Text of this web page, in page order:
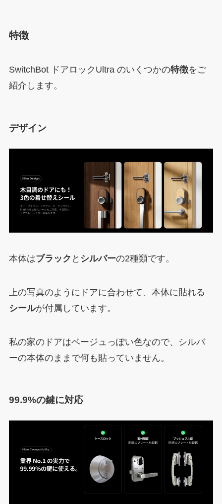
特徴
SwitchBot ドアロックUltra のいくつかの特徴をご
紹介します。
デザイン
本体はブラック と シルバーの2種類です。
上の写真のようにドアに合わせて、本体に貼れる
シールが付属しています。
私の家のドアはベージュっぽい色なので、シルバ
ーの本体のままで何も貼っていません。
99.9%の鍵に対応